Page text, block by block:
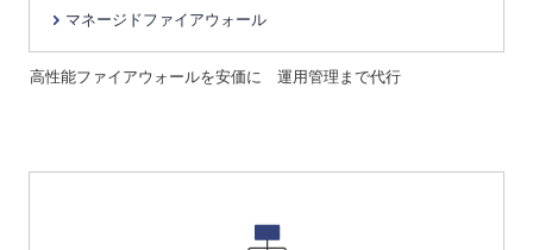
マネージドファイアウォール
高性能ファイアウォールを安価に 運用管理まで代行